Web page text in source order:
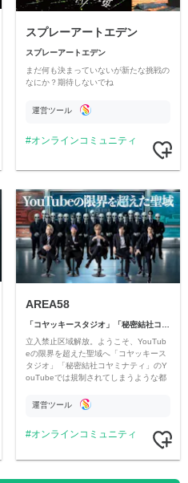
スプレーアートエデン
スプレーアートエデン
まだ何も決まっていないが新たな挑戦の
なにか？期待しないでね
運営ツール
オンラインコミュニティ
AREA58
立入禁止区域解放。ようこそ、YouTub
eの限界を超えた聖域へ「コヤッキース
タジオ」「秘密結社コヤミナティ」のY
ouTubeでは規制されてしまうような都
公開。
運営ツール
オンラインコミュニティ